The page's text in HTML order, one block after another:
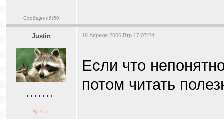
Сообщений:50
Justin 18 Апреля 2006 Втр 17:07:24
Если что
потом читать